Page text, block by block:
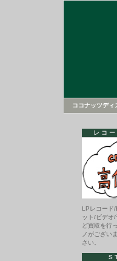
ココナッツディ
レコ
LPレコード
ット/ビデオ
ど買取を行
ノがござい
さい。